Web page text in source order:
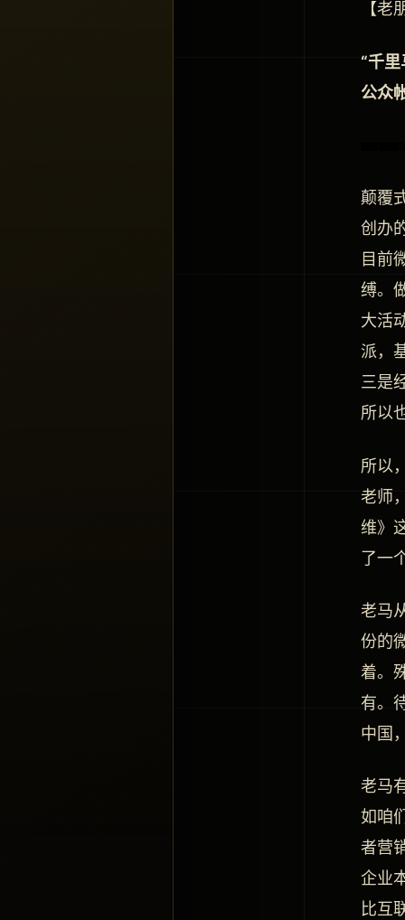
【
“千
公众
颠覆
创办
目前
缚。
大活
派，
三是
所以
所以
老师
维》
了一
老马
份的
着。
有。
中国
老马
如咱
者营
企业
比互